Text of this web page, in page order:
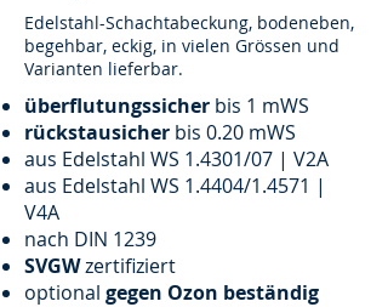
Edelstahl-Schachtabeckung, bodeneben,
begehbar, eckig, in vielen Grössen und
Varianten lieferbar.
überflutungssicher bis 1 mWS
rückstausicher bis 0.20 mWS
aus Edelstahl WS 1.4301/07 | V2A
aus Edelstahl WS 1.4404/1.4571 |
V4A
nach DIN 1239
SVGWzertifiziert
optional gegen Ozon beständig